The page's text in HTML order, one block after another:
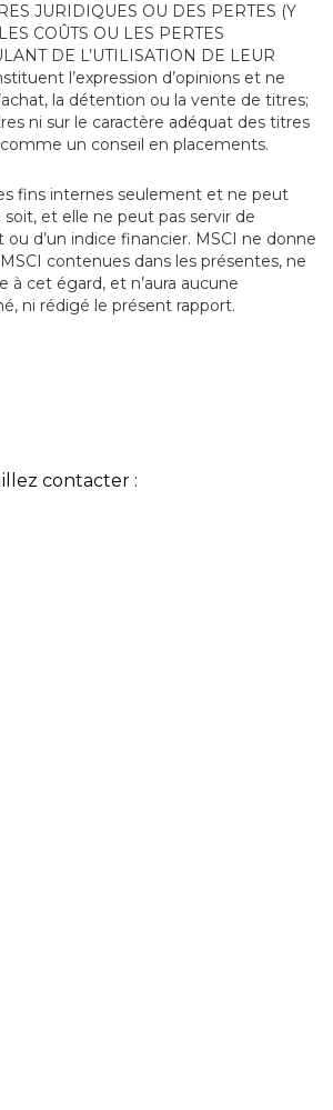
JURIDIQUES OU DES PERTES (Y
COÛTS OU LES PERTES
DE L’UTILISATION DE LEUR
l’expression d’opinions et ne
la détention ou la vente de titres;
ni sur le caractère adéquat des titres
un conseil en placements.
fins internes seulement et ne peut
et elle ne peut pas servir de
d’un indice financier. MSCI ne donne
contenues dans les présentes, ne
cet égard, et n’aura aucune
ni rédigé le présent rapport.
contacter :